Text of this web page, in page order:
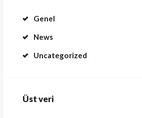
Genel
News
Uncategorized
Üst veri